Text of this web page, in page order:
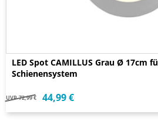
LED Spot CAMILLUS Grau Ø 17cm
Schienensystem
UVP 72,99 € 44,99 €